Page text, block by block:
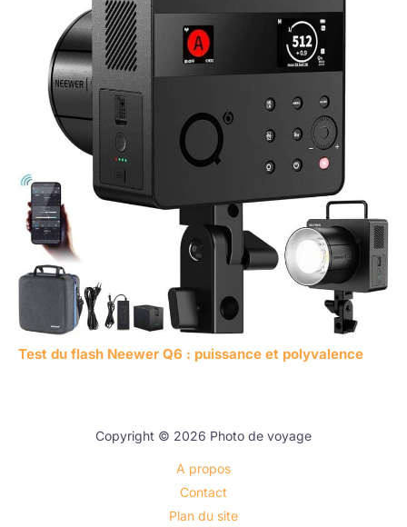
Test du flash Neewer Q6 : puissance et polyvalence
Copyright © 2026 Photo de voyage
A propos
Contact
Plan du site